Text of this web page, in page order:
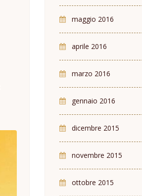
maggio 2016
aprile 2016
marzo 2016
gennaio 2016
dicembre 2015
novembre 2015
ottobre 2015